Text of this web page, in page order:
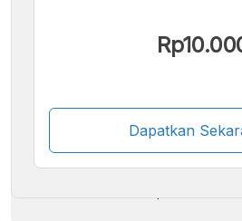
Dapatkan
Kami menerima
Beberapa metode